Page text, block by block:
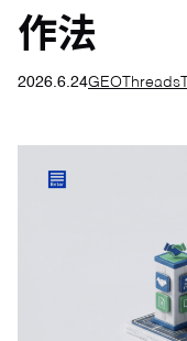
作法
2026.6.24GEO Threads